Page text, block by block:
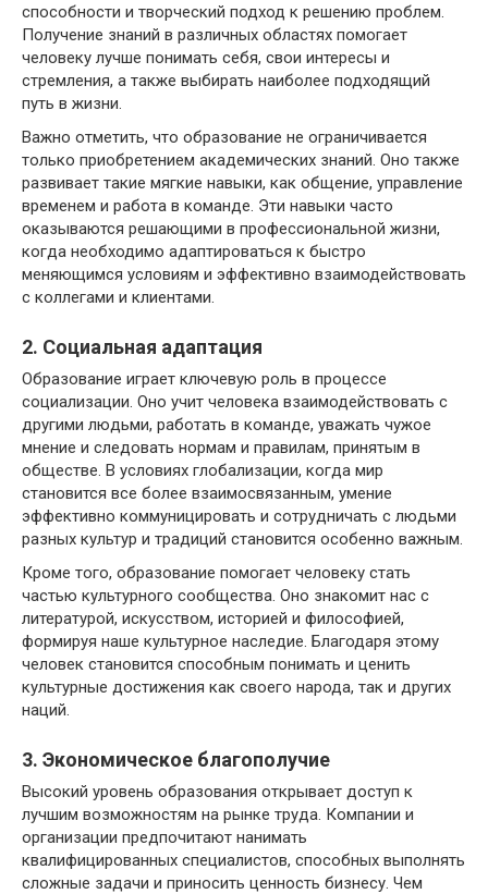
способности и творческий подход к решению проблем.
Получение знаний в различных областях помогает
человеку лучше понимать себя, свои интересы и
стремления, а также выбирать наиболее подходящий
путь в жизни.
Важно отметить, что образование не ограничивается
только приобретением академических знаний. Оно также
развивает такие мягкие навыки, как общение, управление
временем и работа в команде. Эти навыки часто
оказываются решающими в профессиональной жизни,
когда необходимо адаптироваться к быстро
меняющимся условиям и эффективно взаимодействовать
с коллегами и клиентами.
2. Социальная адаптация
Образование играет ключевую роль в процессе
социализации. Оно учит человека взаимодействовать с
другими людьми, работать в команде, уважать чужое
мнение и следовать нормам и правилам, принятым в
обществе. В условиях глобализации, когда мир
становится все более взаимосвязанным, умение
эффективно коммуницировать и сотрудничать с людьми
разных культур и традиций становится особенно важным.
Кроме того, образование помогает человеку стать
частью культурного сообщества. Оно знакомит нас с
литературой, искусством, историей и философией,
формируя наше культурное наследие. Благодаря этому
человек становится способным понимать и ценить
культурные достижения как своего народа, так и других
наций.
3. Экономическое благополучие
Высокий уровень образования открывает доступ к
лучшим возможностям на рынке труда. Компании и
организации предпочитают нанимать
квалифицированных специалистов, способных выполнять
сложные задачи и приносить ценность бизнесу. Чем